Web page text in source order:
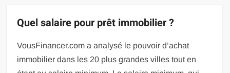
Quel salaire pour prêt immobilier ?
VousFinancer.com a analysé le pouvoir d’achat
immobilier dans les 20 plus grandes villes tout en